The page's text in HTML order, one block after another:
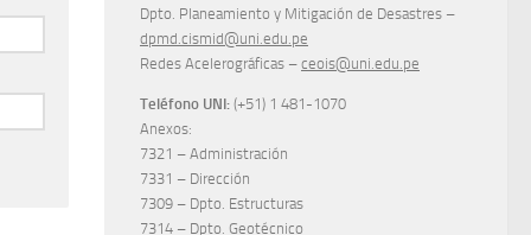
Dpto. Planeamiento y Mitigación de Desastres –
dpmd.cismid@uni.edu.pe
Redes Acelerográficas – ceois@uni.edu.pe
Teléfono UNI: (+51) 1 481-1070
Anexos:
7321 – Administración
7331 – Dirección
7309 – Dpto. Estructuras
7314 – Dpto. Geotécnico